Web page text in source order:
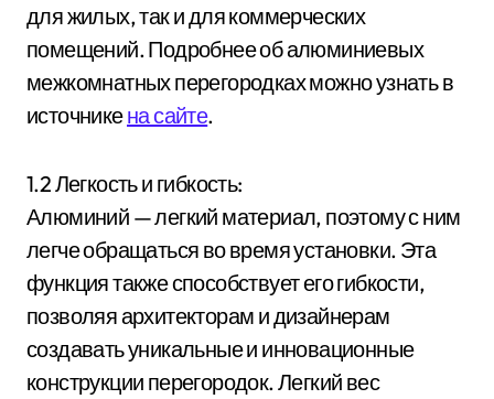
для жилых, так и для коммерческих
помещений. Подробнее об алюминиевых
межкомнатных перегородках можно узнать в
источникена сайте.
1.2 Легкость и гибкость:
Алюминий — легкий материал, поэтому с ним
легче обращаться во время установки. Эта
функция также способствует его гибкости,
позволяя архитекторам и дизайнерам
создавать уникальные и инновационные
конструкции перегородок. Легкий вес